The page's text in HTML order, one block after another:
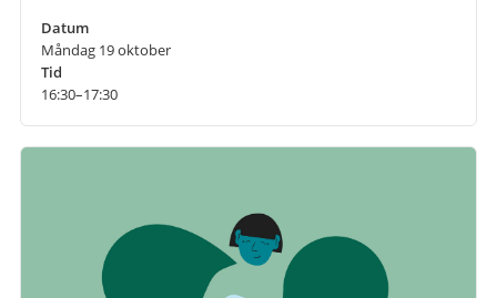
Datum
Måndag 19 oktober
Tid
16:30–17:30